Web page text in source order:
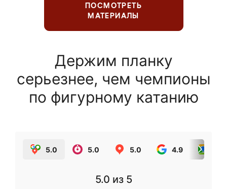
ПОСМОТРЕТЬ
МАТЕРИАЛЫ
Держим планку
серьезнее, чем чемпионы
по фигурному катанию
5.0 5.0 5.0 4.9
5.0 из 5